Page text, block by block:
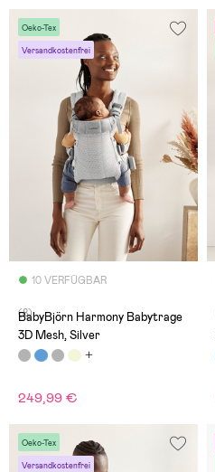
Oeko-Tex
Versandkostenfrei
10 VERFÜGBAR
(8)
BabyBjörn Harmony Babytrage
3D Mesh, Silver
249,99 €
Oeko-Tex
Versandkostenfrei